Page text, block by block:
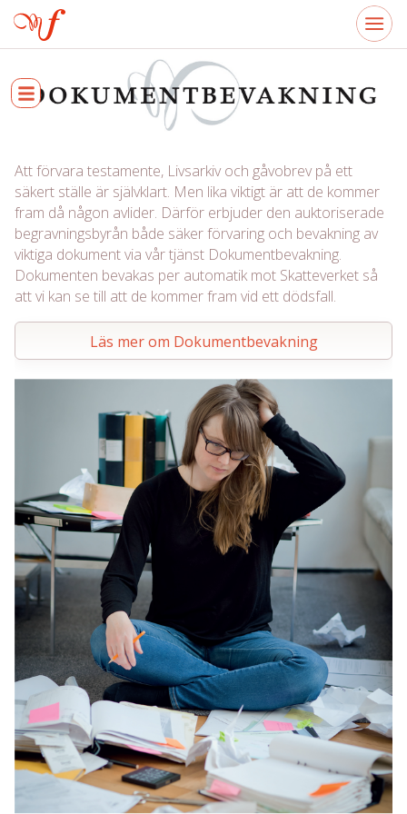
Att förvara testamente, Livsarkiv och gåvobrev på ett
säkert ställe är självklart. Men lika viktigt är att de kommer
fram då någon avlider. Därför erbjuder den auktoriserade
begravningsbyrån både säker förvaring och bevakning av
viktiga dokument via vår tjänst Dokumentbevakning.
Dokumenten bevakas per automatik mot Skatteverket så
att vi kan se till att de kommer fram vid ett dödsfall.
Läs mer om Dokumentbevakning